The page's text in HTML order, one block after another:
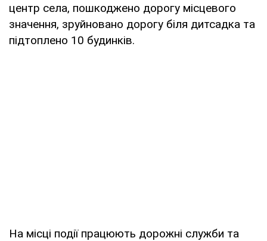
центр села, пошкоджено дорогу місцевого
значення, зруйновано дорогу біля дитсадка та
підтоплено 10 будинків.
На місці події працюють дорожні служби та